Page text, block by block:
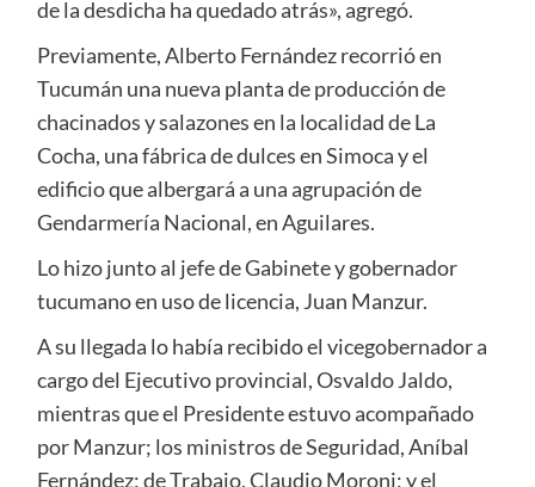
de la desdicha ha quedado atrás», agregó.
Previamente, Alberto Fernández recorrió en
Tucumán una nueva planta de producción de
chacinados y salazones en la localidad de La
Cocha, una fábrica de dulces en Simoca y el
edificio que albergará a una agrupación de
Gendarmería Nacional, en Aguilares.
Lo hizo junto al jefe de Gabinete y gobernador
tucumano en uso de licencia, Juan Manzur.
A su llegada lo había recibido el vicegobernador a
cargo del Ejecutivo provincial, Osvaldo Jaldo,
mientras que el Presidente estuvo acompañado
por Manzur; los ministros de Seguridad, Aníbal
Fernández; de Trabajo, Claudio Moroni; y el